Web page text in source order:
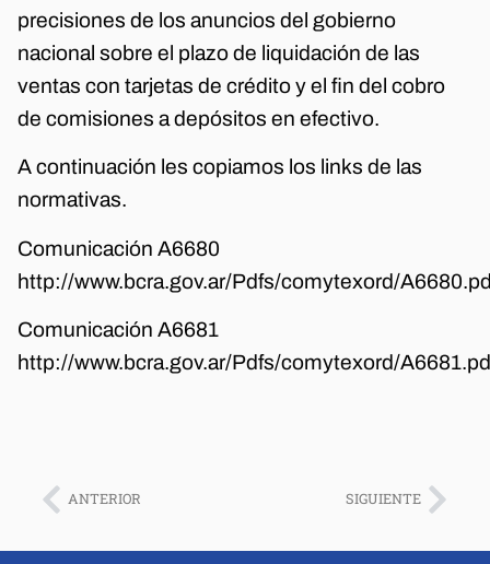
precisiones de los anuncios del gobierno
nacional sobre el plazo de liquidación de las
ventas con tarjetas de crédito y el fin del cobro
de comisiones a depósitos en efectivo.
A continuación les copiamos los links de las
normativas.
Comunicación A6680
http://www.bcra.gov.ar/Pdfs/comytexord/
Comunicación A6681
http://www.bcra.gov.ar/Pdfs/comytexord/
ANTERIOR SIGUIENTE